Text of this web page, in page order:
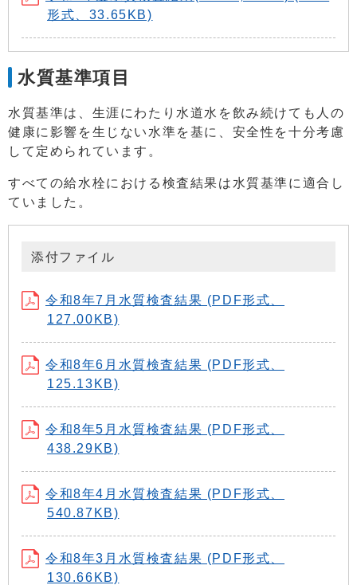
形式、33.65KB)
水質基準項目
水質基準は、生涯にわたり水道水を飲み続けても人の
健康に影響を生じない水準を基に、安全性を十分考慮
して定められています。
すべての給水栓における検査結果は水質基準に適合し
ていました。
添付ファイル
令和8年7月水質検査結果 (PDF形式、
127.00KB)
令和8年6月水質検査結果 (PDF形式、
125.13KB)
令和8年5月水質検査結果 (PDF形式、
438.29KB)
令和8年4月水質検査結果 (PDF形式、
540.87KB)
令和8年3月水質検査結果 (PDF形式、
130.66KB)